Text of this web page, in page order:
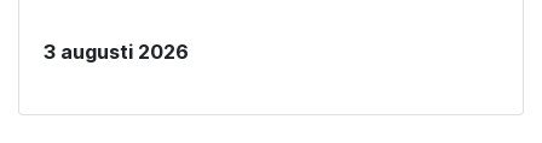
3 augusti 2026